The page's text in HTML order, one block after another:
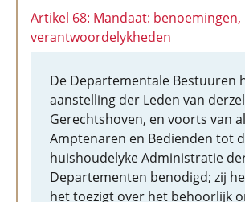
Artikel 68: Mandaat: benoemingen,
verantwoordelykheden
De Departementale Bestuuren
aanstelling der Leden van
Gerechtshoven, en voorts van
Amptenaren en Bedienden tot
huishoudelyke Administratie
Departementen benodigd; zij
het toezigt over het behoorlijk